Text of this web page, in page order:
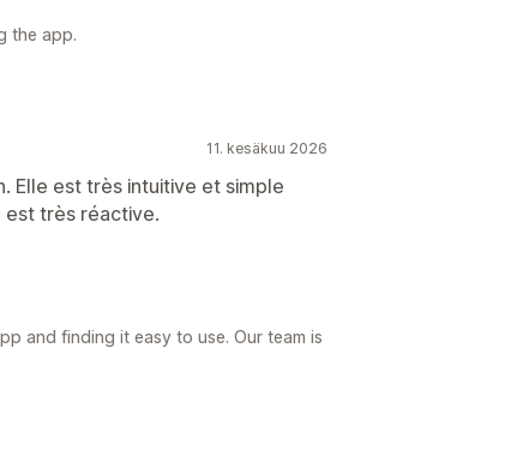
the app.
11. kesäkuu 2026
Elle est très intuitive et simple
est très réactive.
and finding it easy to use. Our team is